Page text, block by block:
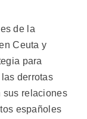
de la
Ceuta y
para
derrotas
sus relaciones
españoles